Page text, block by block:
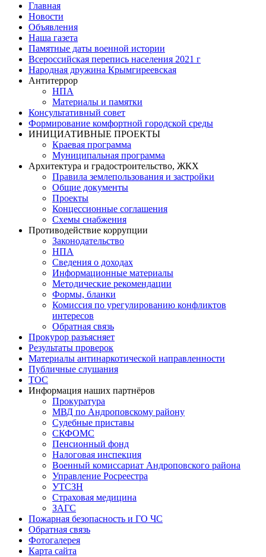
Главная
Новости
Объявления
Наша газета
Памятные даты военной истории
Всероссийская перепись населения 2021 г
Народная дружина Крымгиреевская
Антитеррор
НПА
Материалы и памятки
Консультативный совет
Формирование комфортной городской среды
ИНИЦИАТИВНЫЕ ПРОЕКТЫ
Краевая программа
Муниципальная программа
Архитектура и градостроительство, ЖКХ
Правила землепользования и застройки
Общие документы
Проекты
Концессионные соглашения
Схемы снабжения
Противодействие коррупции
Законодательство
НПА
Сведения о доходах
Информационные материалы
Методические рекомендации
Формы, бланки
Комиссия по урегулированию конфликтов
интересов
Обратная связь
Прокурор разъясняет
Результаты проверок
Материалы антинаркотической направленности
Публичные слушания
ТОС
Информация наших партнёров
Прокуратура
МВД по Андроповскому району
Судебные приставы
СКФОМС
Пенсионный фонд
Налоговая инспекция
Военный комиссариат Андроповского района
Управление Росреестра
УТСЗН
Страховая медицина
ЗАГС
Пожарная безопасность и ГО ЧС
Обратная связь
Фотогалерея
Карта сайта